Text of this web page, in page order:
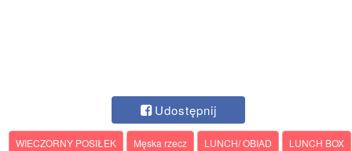
Udostępnij
WIECZORNY POSIŁEK Męska rzecz LUNCH/ OBIAD
LUNCH BOX